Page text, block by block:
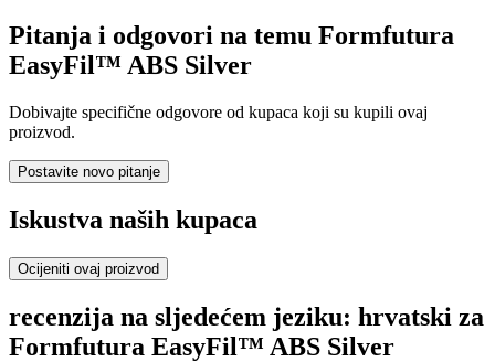
Pitanja i odgovori na temu Formfutura
EasyFil™ ABS Silver
Dobivajte specifične odgovore od kupaca koji su kupili ovaj
proizvod.
Postavite novo pitanje
Iskustva naših kupaca
Ocijeniti ovaj proizvod
recenzija na sljedećem jeziku: hrvatski za
Formfutura EasyFil™ ABS Silver